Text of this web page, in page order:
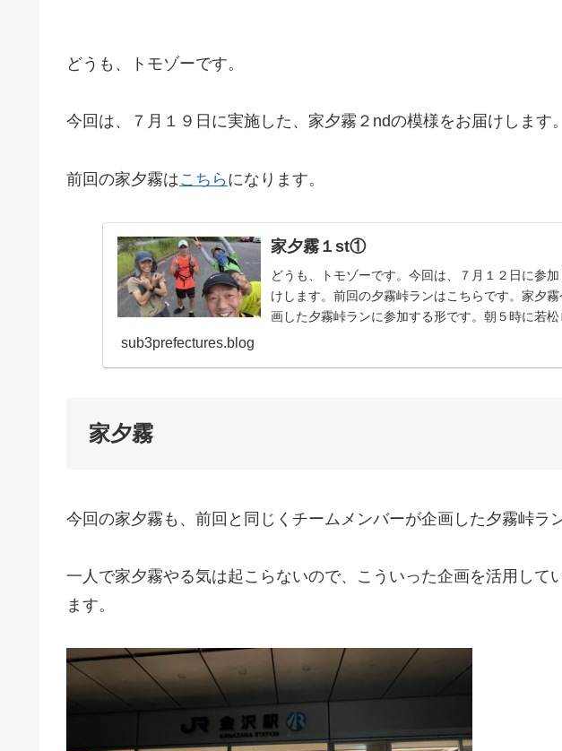
どうも、トモゾーです。
今回は、７月１９日に実施した、家夕霧２ndの模様をお届けします。
前回の家夕霧はこちら になります。
家夕霧１st①
どうも、トモゾーです。今回は、７月１２日に参
けします。前回の夕霧峠ランはこちらです。家夕
画した夕霧峠ランに参加する形です。朝５時に若松
sub3prefectures.blog
家夕霧
今回の家夕霧も、前回と同じくチームメンバーが企画した夕霧峠ラ
一人で家夕霧やる気は起こらないので、こういった企画を活用して
ます。